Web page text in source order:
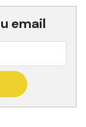
email